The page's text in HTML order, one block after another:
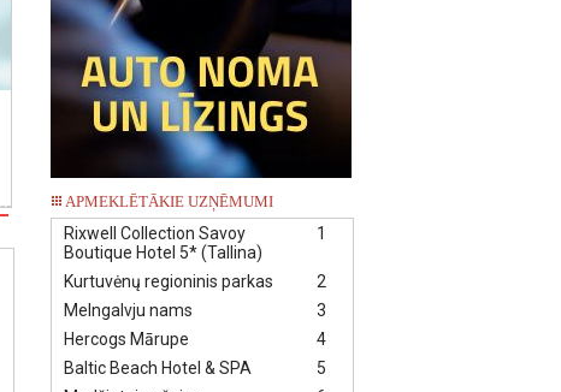
APMEKLĒTĀKIE UZŅĒMUMI
1
Rixwell Collection Savoy
Boutique Hotel 5* (Tallina)
2
Kurtuvėnų regioninis parkas
3
Melngalvju nams
4
Hercogs Mārupe
5
Baltic Beach Hotel & SPA